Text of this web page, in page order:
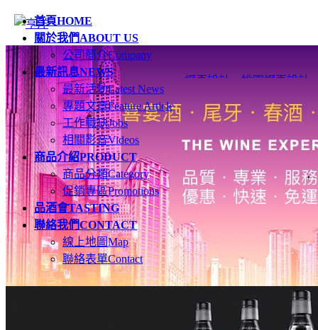
首頁HOME
關於我們ABOUT US
公司簡介Company
最新訊息NEWS
最新活動Latest News
專題文章Feature Article
工作職缺Jobs
相關影音Videos
商品介紹PRODUCT
商品分類Category
促銷專區Promotions
品酒會TASTING
聯絡我們CONTACT
線上地圖Map
聯絡表單Contact
網頁設計 桃園網頁設計